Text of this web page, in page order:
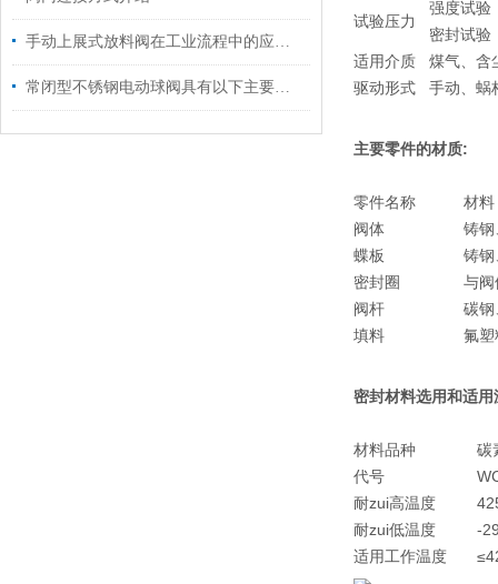
试验压力
强度试验
密封试验
适用介质
煤气、含
驱动形式
手动、蜗
主要零件的材质:
零件名称
材料
阀体
铸钢
蝶板
铸钢
密封圈
与阀
阀杆
碳
填料
氟塑
密封材料选用和适用
材料品种
碳
代号
耐zui高温度
耐zui低温度
-
适用工作温度
手动上展式放料阀在工业流程中的应用与效率提升
常闭型不锈钢电动球阀具有以下主要特点